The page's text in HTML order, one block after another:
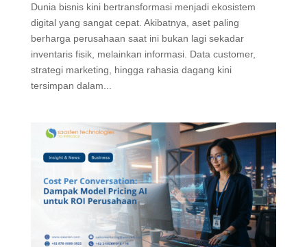
Dunia bisnis kini bertransformasi menjadi ekosistem
digital yang sangat cepat. Akibatnya, aset paling
berharga perusahaan saat ini bukan lagi sekadar
inventaris fisik, melainkan informasi. Data customer,
strategi marketing, hingga rahasia dagang kini
tersimpan dalam...